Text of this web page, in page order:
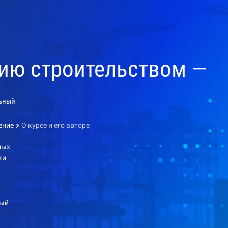
строительством —
О курсе и его авторе